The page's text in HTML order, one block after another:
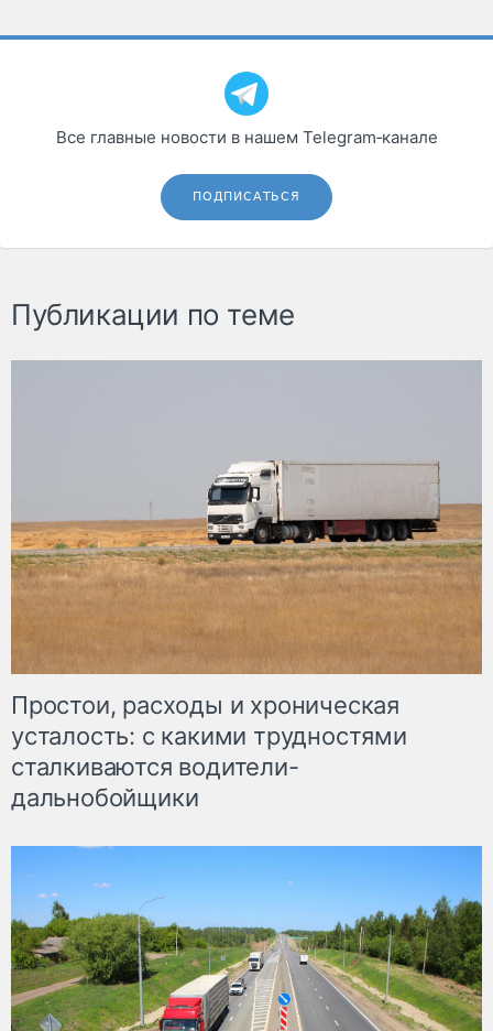
Все главные новости в нашем Telegram‑канале
ПОДПИСАТЬСЯ
Публикации по теме
Простои, расходы и хроническая
усталость: с какими трудностями
сталкиваются водители-
дальнобойщики